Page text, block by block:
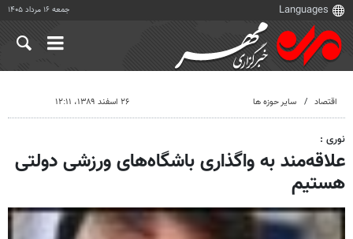
جمعه ۱۶ مرداد ۱۴۰۵
اقتصاد سایر حوزه ها ۲۶ اسفند ۱۳۸۹، ۱۲:۱۱
نوری :
علاقه‌مند به واگذاری باشگاه‌های ورزشی دولتی
هستیم